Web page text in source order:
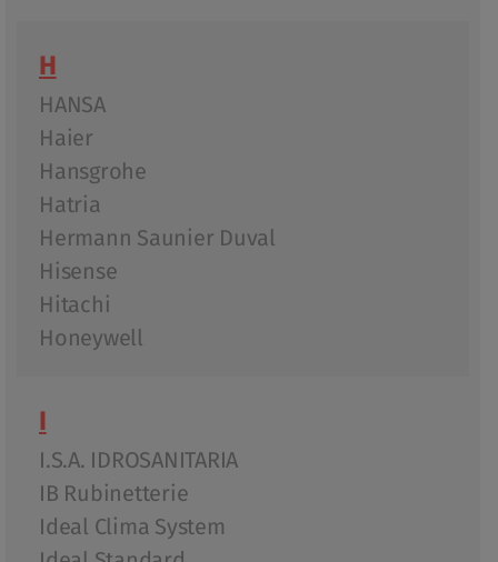
H
HANSA
Haier
Hansgrohe
Hatria
Hermann Saunier Duval
Hisense
Hitachi
Honeywell
I
I.S.A. IDROSANITARIA
IB Rubinetterie
Ideal Clima System